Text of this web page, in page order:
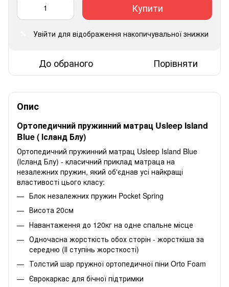
Купити
Увійти для відображення накопичувальної знижки
До обраного Порівняти
Опис
Ортопедичний пружинний матрац Usleep Island
Blue ( Ісланд Блу)
Ортопедичний пружинний матрац Usleep Island Blue
(Ісланд Блу) - класичний приклад матраца на
незалежних пружин, який об'єднав усі найкращі
властивості цього класу:
Блок незалежних пружин Pocket Spring
Висота 20см
Навантаження до 120кг на одне спальне місце
Одночасна жорсткість обох сторін - жорсткіша за
середню (ІІ ступінь жорсткості)
Толстий шар пружної ортопедичної піни Orto Foam
Єврокаркас для бічної підтримки